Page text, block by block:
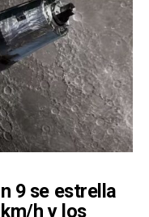
9 se estrella
h y los